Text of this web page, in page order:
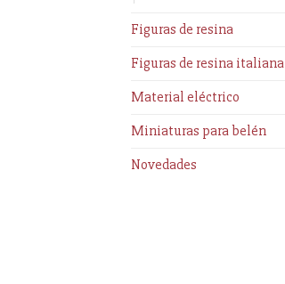
Figuras de resina
Figuras de resina italiana
Material eléctrico
Miniaturas para belén
Novedades